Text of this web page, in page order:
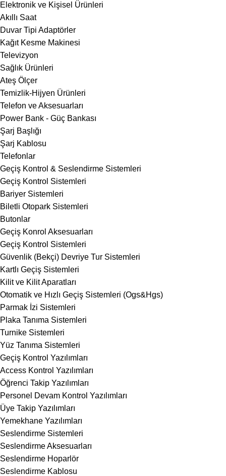
Elektronik ve Kişisel Ürünleri
Akıllı Saat
Duvar Tipi Adaptörler
Kağıt Kesme Makinesi
Televizyon
Sağlık Ürünleri
Ateş Ölçer
Temizlik-Hijyen Ürünleri
Telefon ve Aksesuarları
Power Bank - Güç Bankası
Şarj Başlığı
Şarj Kablosu
Telefonlar
Geçiş Kontrol & Seslendirme Sistemleri
Geçiş Kontrol Sistemleri
Bariyer Sistemleri
Biletli Otopark Sistemleri
Butonlar
Geçiş Konrol Aksesuarları
Geçiş Kontrol Sistemleri
Güvenlik (Bekçi) Devriye Tur Sistemleri
Kartlı Geçiş Sistemleri
Kilit ve Kilit Aparatları
Otomatik ve Hızlı Geçiş Sistemleri (Ogs&Hgs)
Parmak İzi Sistemleri
Plaka Tanıma Sistemleri
Turnike Sistemleri
Yüz Tanıma Sistemleri
Geçiş Kontrol Yazılımları
Access Kontrol Yazılımları
Öğrenci Takip Yazılımları
Personel Devam Kontrol Yazılımları
Üye Takip Yazılımları
Yemekhane Yazılımları
Seslendirme Sistemleri
Seslendirme Aksesuarları
Seslendirme Hoparlör
Seslendirme Kablosu